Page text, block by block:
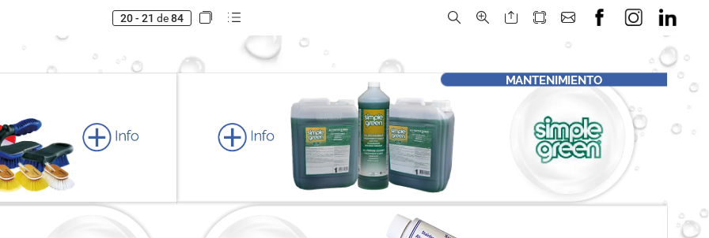
20 - 21 de 84
Info
MANTENIMIENTO
Info